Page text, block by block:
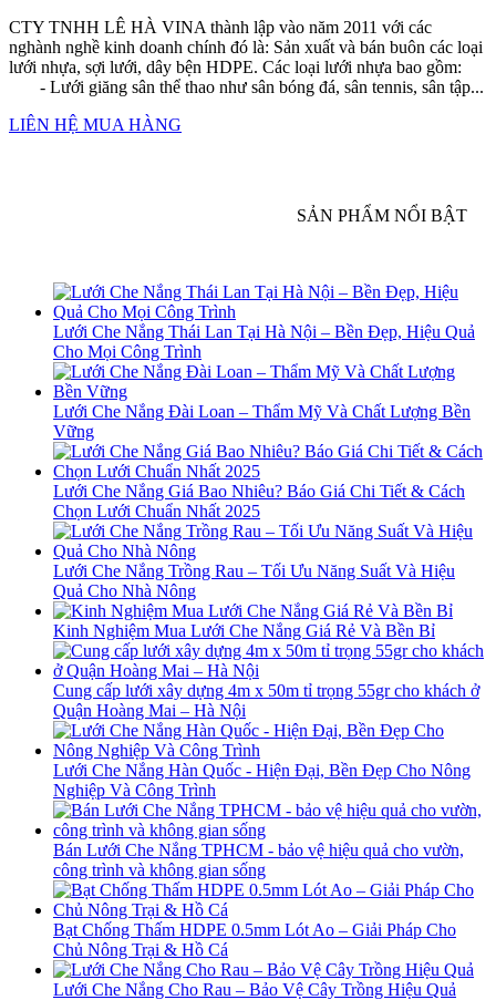
CTY TNHH LÊ HÀ VINA thành lập vào năm 2011 với các
nghành nghề kinh doanh chính đó là: Sản xuất và bán buôn các loại
lưới nhựa, sợi lưới, dây bện HDPE. Các loại lưới nhựa bao gồm:
- Lưới giăng sân thể thao như sân bóng đá, sân tennis, sân tập...
LIÊN HỆ MUA HÀNG
SẢN PHẨM NỔI BẬT
Lưới Che Nắng Thái Lan Tại Hà Nội – Bền Đẹp, Hiệu Quả
Cho Mọi Công Trình
Lưới Che Nắng Đài Loan – Thẩm Mỹ Và Chất Lượng Bền
Vững
Lưới Che Nắng Giá Bao Nhiêu? Báo Giá Chi Tiết & Cách
Chọn Lưới Chuẩn Nhất 2025
Lưới Che Nắng Trồng Rau – Tối Ưu Năng Suất Và Hiệu
Quả Cho Nhà Nông
Kinh Nghiệm Mua Lưới Che Nắng Giá Rẻ Và Bền Bỉ
Cung cấp lưới xây dựng 4m x 50m tỉ trọng 55gr cho khách ở
Quận Hoàng Mai – Hà Nội
Lưới Che Nắng Hàn Quốc - Hiện Đại, Bền Đẹp Cho Nông
Nghiệp Và Công Trình
Bán Lưới Che Nắng TPHCM - bảo vệ hiệu quả cho vườn,
công trình và không gian sống
Bạt Chống Thấm HDPE 0.5mm Lót Ao – Giải Pháp Cho
Chủ Nông Trại & Hồ Cá
Lưới Che Nắng Cho Rau – Bảo Vệ Cây Trồng Hiệu Quả